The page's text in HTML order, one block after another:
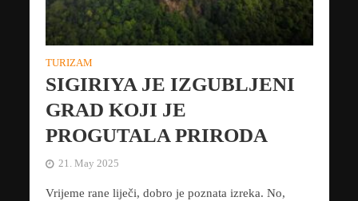
TURIZAM
SIGIRIYA JE IZGUBLJENI
GRAD KOJI JE
PROGUTALA PRIRODA
21. May 2025
Vrijeme rane liječi, dobro je poznata izreka. No,